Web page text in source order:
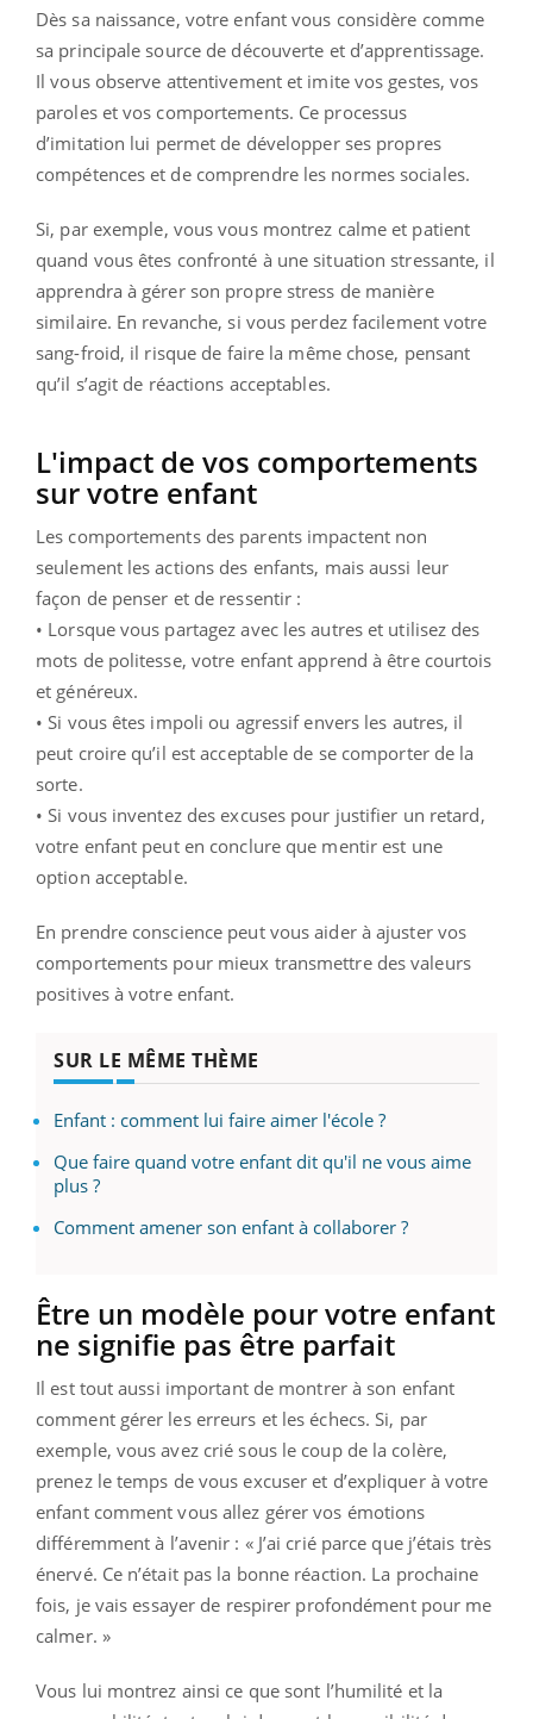
Dès sa naissance, votre enfant vous considère comme
sa principale source de découverte et d’apprentissage.
Il vous observe attentivement et imite vos gestes, vos
paroles et vos comportements. Ce processus
d’imitation lui permet de développer ses propres
compétences et de comprendre les normes sociales.
Si, par exemple, vous vous montrez calme et patient
quand vous êtes confronté à une situation stressante, il
apprendra à gérer son propre stress de manière
similaire. En revanche, si vous perdez facilement votre
sang-froid, il risque de faire la même chose, pensant
qu’il s’agit de réactions acceptables.
L'impact de vos comportements
sur votre enfant
Les comportements des parents impactent non
seulement les actions des enfants, mais aussi leur
façon de penser et de ressentir :
• Lorsque vous partagez avec les autres et utilisez des
mots de politesse, votre enfant apprend à être courtois
et généreux.
• Si vous êtes impoli ou agressif envers les autres, il
peut croire qu’il est acceptable de se comporter de la
sorte.
• Si vous inventez des excuses pour justifier un retard,
votre enfant peut en conclure que mentir est une
option acceptable.
En prendre conscience peut vous aider à ajuster vos
comportements pour mieux transmettre des valeurs
positives à votre enfant.
SUR LE MÊME THÈME
Enfant : comment lui faire aimer l'école ?
Que faire quand votre enfant dit qu'il ne vous aime
plus ?
Comment amener son enfant à collaborer ?
Être un modèle pour votre enfant
ne signifie pas être parfait
Il est tout aussi important de montrer à son enfant
comment gérer les erreurs et les échecs. Si, par
exemple, vous avez crié sous le coup de la colère,
prenez le temps de vous excuser et d’expliquer à votre
enfant comment vous allez gérer vos émotions
différemment à l’avenir : « J’ai crié parce que j’étais très
énervé. Ce n’était pas la bonne réaction. La prochaine
fois, je vais essayer de respirer profondément pour me
calmer. »
Vous lui montrez ainsi ce que sont l’humilité et la